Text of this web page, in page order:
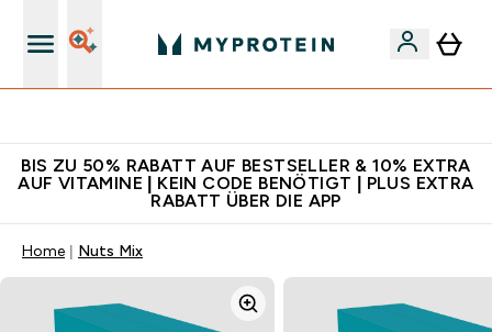
BIS ZU 50% RABATT AUF BESTSELLER & 10% EXTRA
AUF VITAMINE | KEIN CODE BENÖTIGT | PLUS EXTRA
RABATT ÜBER DIE APP
Home Nuts Mix